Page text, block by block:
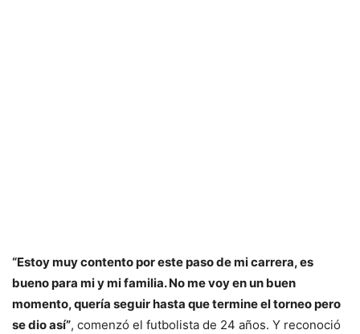
“Estoy muy contento por este paso de mi carrera, es
bueno para mi y mi familia.No me voy en un buen
momento, quería seguir hasta que termine el torneo pero
se dio así”, comenzó el futbolista de 24 años. Y reconoció